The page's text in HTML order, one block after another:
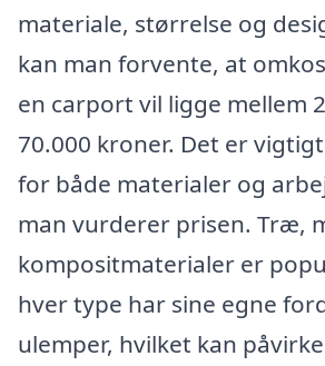
materiale, størrelse og
kan man forvente, at
en carport vil ligge mellem
70.000 kroner. Det er
for både materialer og
man vurderer prisen. Træ,
kompositmaterialer er
hver type har sine egne
ulemper, hvilket kan